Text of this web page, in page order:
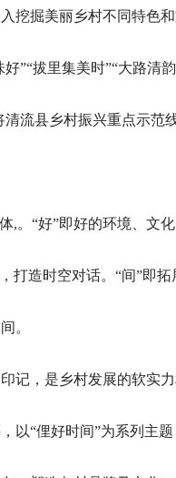
挖掘美丽乡村不同特色
”“拔里集美时”“大路清韵
清流县乡村振兴重点示范
,。“好”即好的环境、文
打造时空对话。“间”即拓
。
记，是乡村发展的软实
以“俚好时间”为系列主题